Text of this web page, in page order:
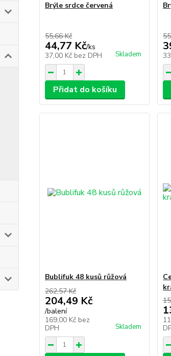
Brýle srdce červená
55,66 Kč
44,77 Kč/ks
37,00 Kč bez DPH Skladem
Přidat do košíku
Bublifuk 48 kusů růžová
262,57 Kč
204,49 Kč
/balení
169,00 Kč bez
DPH
Skladem